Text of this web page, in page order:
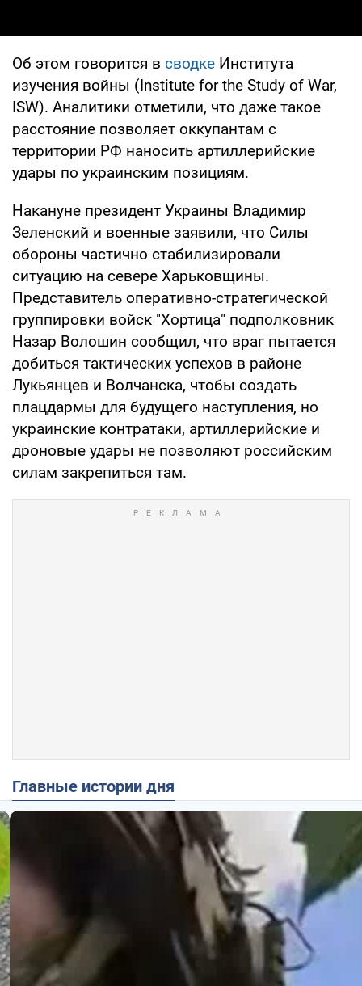
Об этом говорится в сводке Института
изучения войны (Institute for the Study of War,
ISW). Аналитики отметили, что даже такое
расстояние позволяет оккупантам с
территории РФ наносить артиллерийские
удары по украинским позициям.
Накануне президент Украины Владимир
Зеленский и военные заявили, что Силы
обороны частично стабилизировали
ситуацию на севере Харьковщины.
Представитель оперативно-стратегической
группировки войск "Хортица" подполковник
Назар Волошин сообщил, что враг пытается
добиться тактических успехов в районе
Лукьянцев и Волчанска, чтобы создать
плацдармы для будущего наступления, но
украинские контратаки, артиллерийские и
дроновые удары не позволяют российским
силам закрепиться там.
Главные истории дня